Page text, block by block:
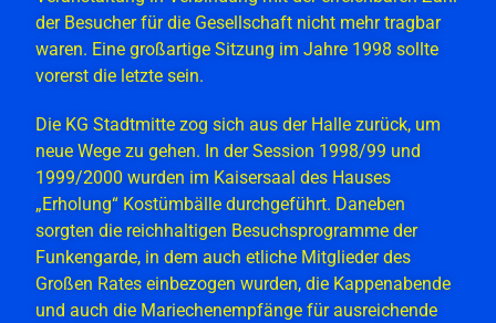
der Besucher für die Gesellschaft nicht mehr tragbar
waren. Eine großartige Sitzung im Jahre 1998 sollte
vorerst die letzte sein.
Die KG Stadtmitte zog sich aus der Halle zurück, um
neue Wege zu gehen. In der Session 1998/99 und
1999/2000 wurden im Kaisersaal des Hauses
„Erholung“ Kostümbälle durchgeführt. Daneben
sorgten die reichhaltigen Besuchsprogramme der
Funkengarde, in dem auch etliche Mitglieder des
Großen Rates einbezogen wurden, die Kappenabende
und auch die Mariechenempfänge für ausreichende